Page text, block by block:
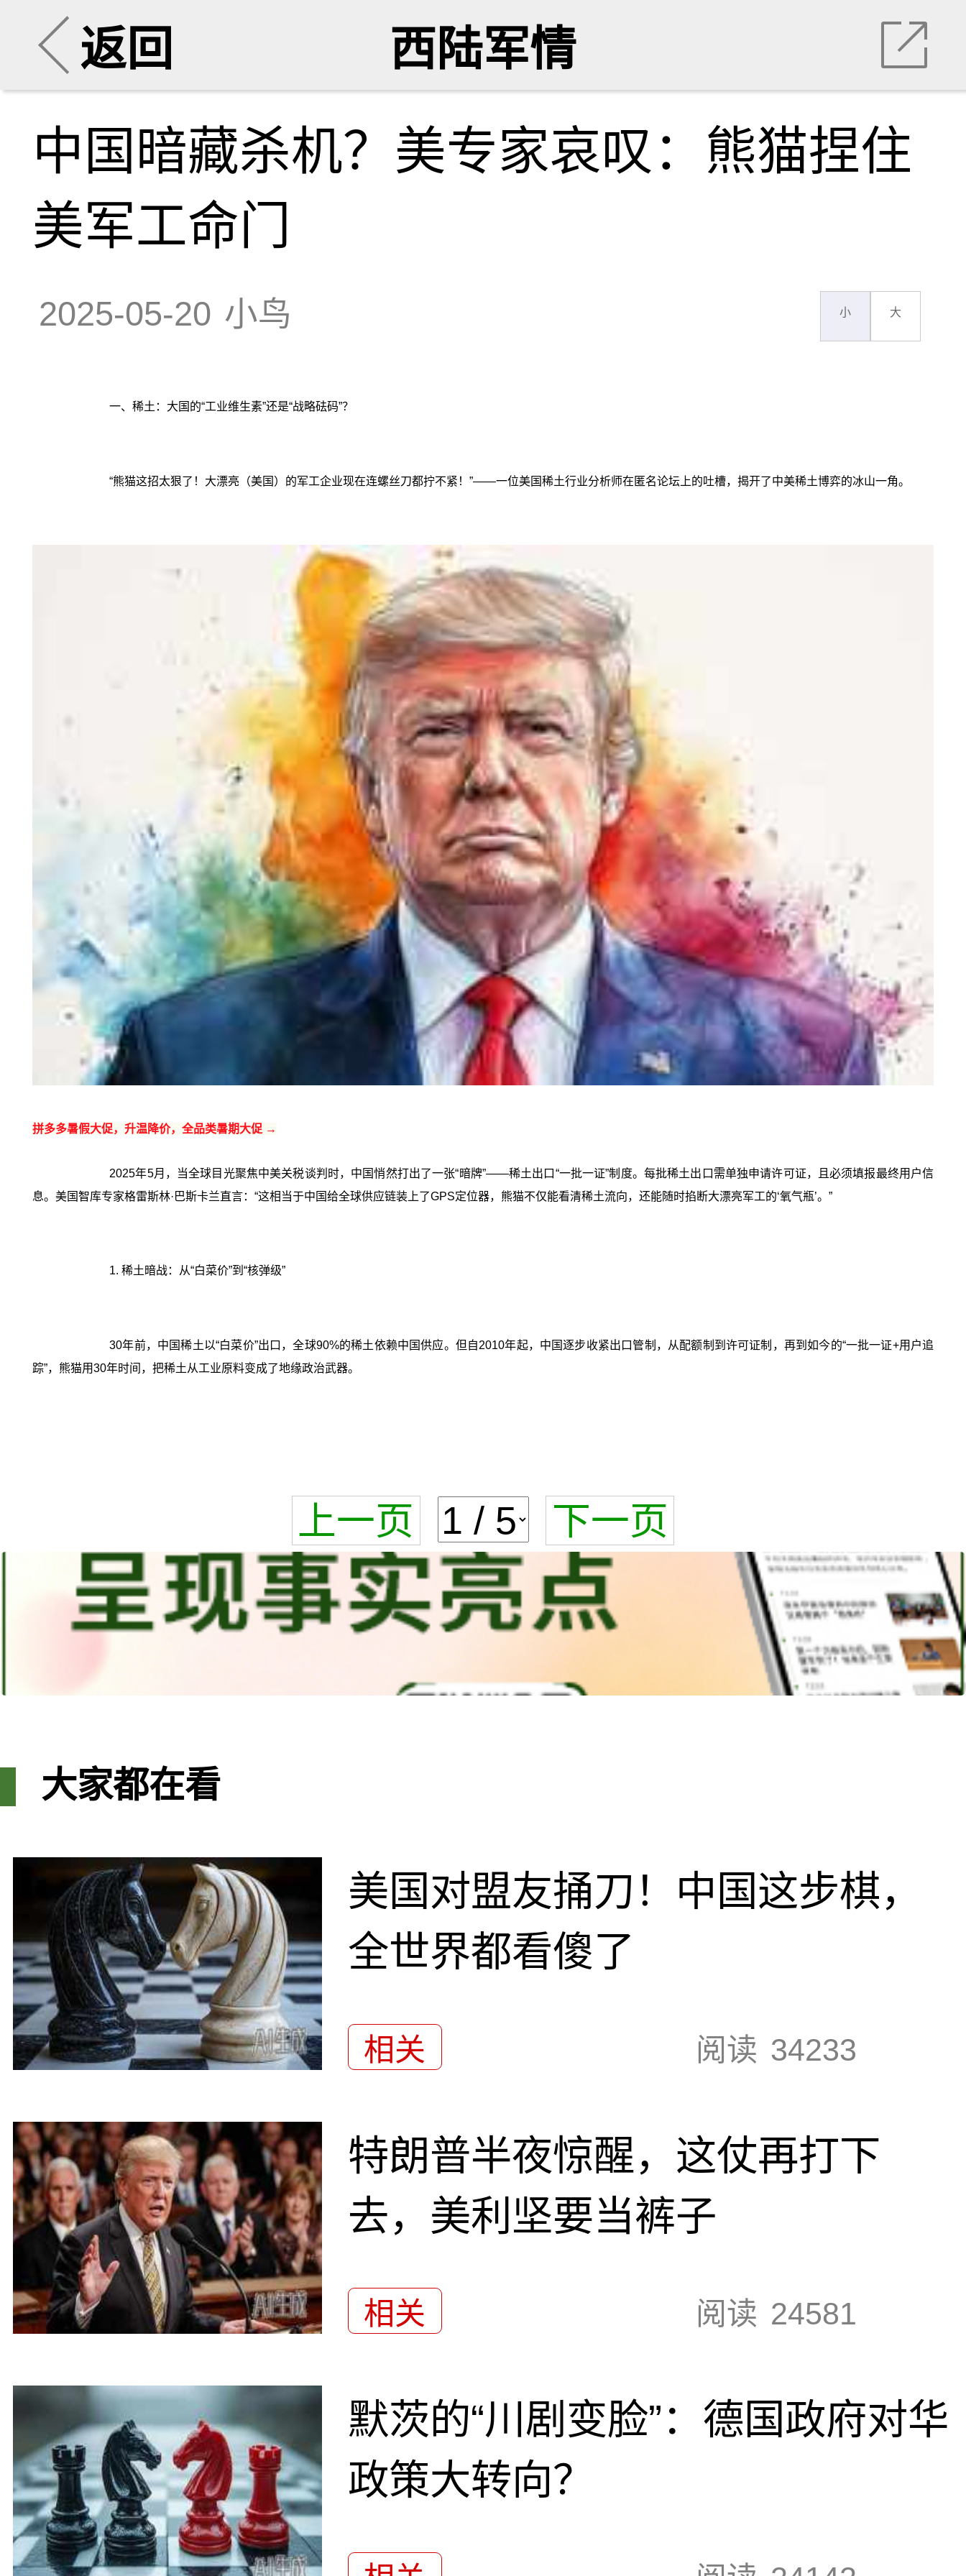
返回 西陆军情
中国暗藏杀机？美专家哀叹：熊猫捏住
美军工命门
2025-05-20 小鸟 小 大
一、稀土：大国的“工业维生素”还是“战略砝码”？
“熊猫这招太狠了！大漂亮（美国）的军工企业现在连螺丝刀都拧不紧！”——一位美国稀土行业分析师在匿名论坛上的吐槽，揭开了中美稀土博弈的冰山一角。
拼多多暑假大促，升温降价，全品类暑期大促 →
2025年5月，当全球目光聚焦中美关税谈判时，中国悄然打出了一张“暗牌”——稀土出口“一批一证”制度。每批稀土出口需单独申请许可证，且必须填报最终用户信
息。美国智库专家格雷斯林·巴斯卡兰直言：“这相当于中国给全球供应链装上了GPS定位器，熊猫不仅能看清稀土流向，还能随时掐断大漂亮军工的‘氧气瓶’。”
1. 稀土暗战：从“白菜价”到“核弹级”
30年前，中国稀土以“白菜价”出口，全球90%的稀土依赖中国供应。但自2010年起，中国逐步收紧出口管制，从配额制到许可证制，再到如今的“一批一证+用户追
踪”，熊猫用30年时间，把稀土从工业原料变成了地缘政治武器。
上一页 下一页
大家都在看
美国对盟友捅刀！中国这步棋，
全世界都看傻了
相关 阅读 34233
特朗普半夜惊醒，这仗再打下
去，美利坚要当裤子
相关 阅读 24581
默茨的“川剧变脸”：德国政府对华
政策大转向？